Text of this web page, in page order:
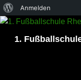
Über
WordPress
Anmelden
1.